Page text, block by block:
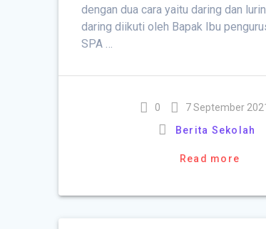
dengan dua cara yaitu daring dan
daring diikuti oleh Bapak Ibu
SPA …
0
7 September 2021
Berita Sekolah
Read more